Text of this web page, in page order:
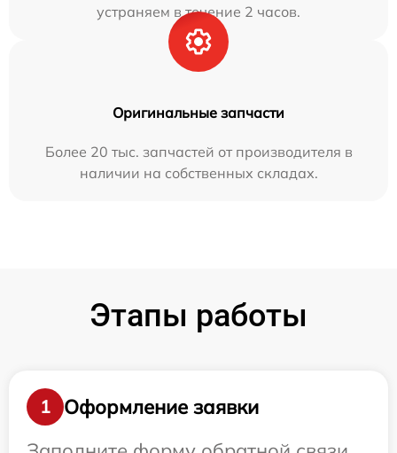
устраняем в течение 2 часов.
Оригинальные запчасти
Более 20 тыс. запчастей от производителя в
наличии на собственных складах.
Этапы работы
1
Оформление заявки